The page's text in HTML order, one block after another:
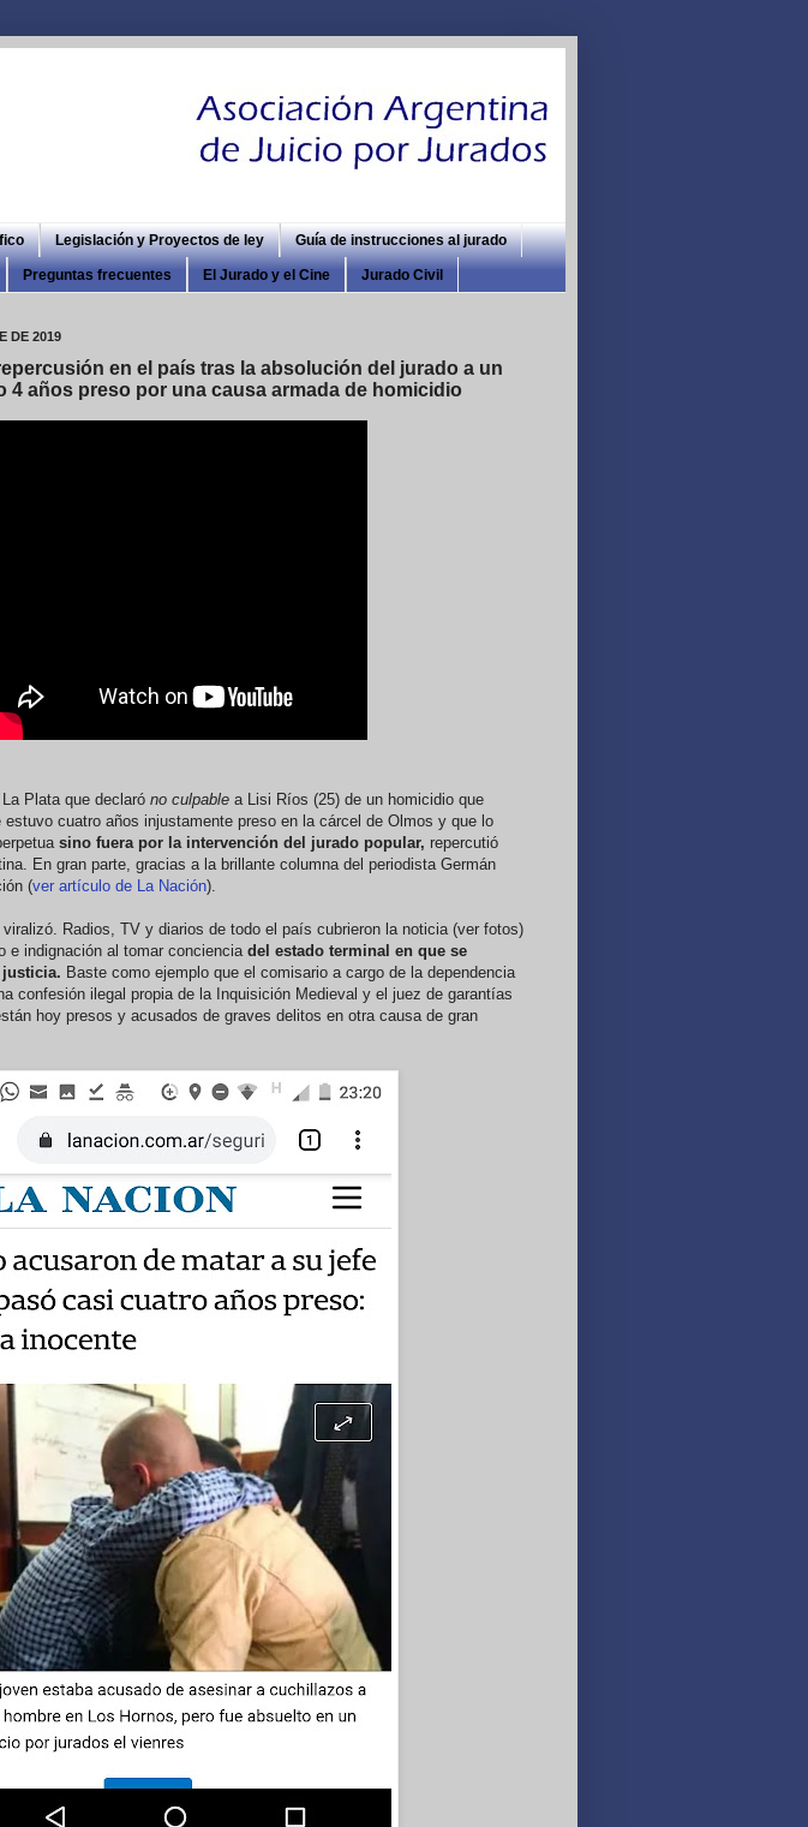
Legislación y Proyectos de ley Guía de instrucciones al jurado
Preguntas frecuentes El Jurado y el Cine Jurado Civil
DE 2019
en el país tras la absolución del jurado a un
4 años preso por una causa armada de homicidio
Plata que declaró no culpable a Lisi Ríos (25) de un homicidio que
cuatro años injustamente preso en la cárcel de Olmos y que lo
sino fuera por la intervención del jurado popular, repercutió
En gran parte, gracias a la brillante columna del periodista Germán
(ver artículo de La Nación).
Radios, TV y diarios de todo el país cubrieron la noticia (ver fotos)
e indignación al tomar conciencia del estado terminal en que se
justicia. Baste como ejemplo que el comisario a cargo de la dependencia
confesión ilegal propia de la Inquisición Medieval y el juez de garantías
hoy presos y acusados de graves delitos en otra causa de gran